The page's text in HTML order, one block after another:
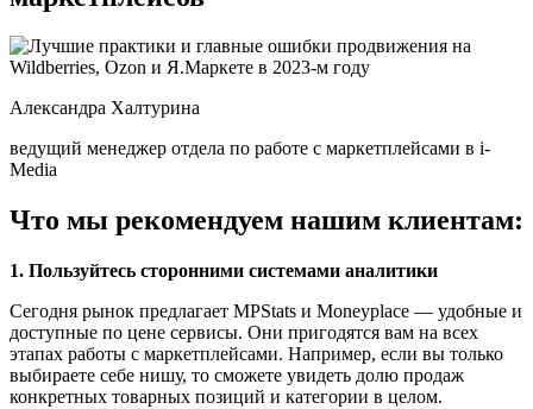
Александра Халтурина
ведущий менеджер отдела по работе с маркетплейсами в i-
Media
Что мы рекомендуем нашим клиентам:
1. Пользуйтесь сторонними системами аналитики
Сегодня рынок предлагает MPStats и Moneyplace — удобные и
доступные по цене сервисы. Они пригодятся вам на всех
этапах работы с маркетплейсами. Например, если вы только
выбираете себе нишу, то сможете увидеть долю продаж
конкретных товарных позиций и категории в целом.